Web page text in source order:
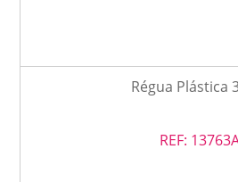
Régua Plástica
REF: